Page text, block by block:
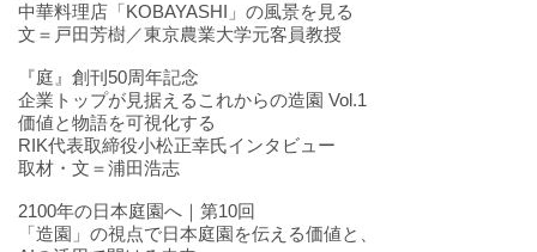
中華料理店「KOBAYASHI」の風景を見る
文＝戸田芳樹／東京農業大学元客員教授
『庭』創刊50周年記念
企業トップが見据えるこれからの造園 Vol.1
価値と物語を可視化する
RIK代表取締役小松正幸氏インタビュー
取材・文＝浦田浩志
2100年の日本庭園へ｜第10回
「造園」の視点で日本庭園を伝える価値と、